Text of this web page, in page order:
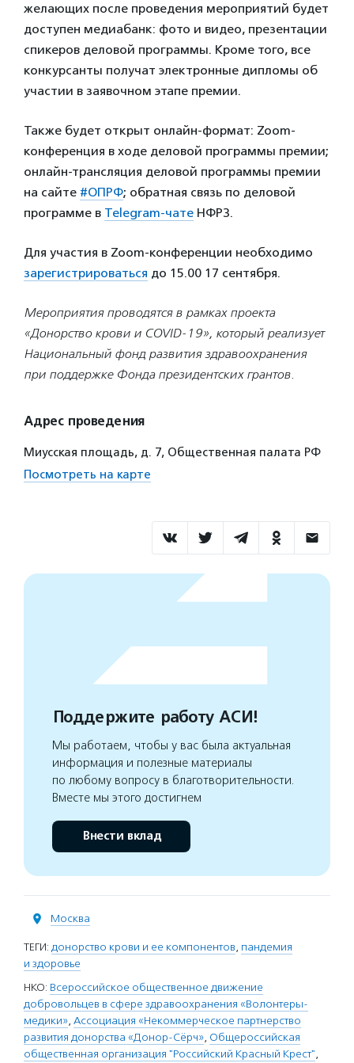
желающих после проведения мероприятий будет
доступен медиабанк: фото и видео, презентации
спикеров деловой программы. Кроме того, все
конкурсанты получат электронные дипломы об
участии в заявочном этапе премии.
Также будет открыт онлайн-формат: Zoom-
конференция в ходе деловой программы премии;
онлайн-трансляция деловой программы премии
на сайте #ОПРФ; обратная связь по деловой
программе в Telegram-чате НФРЗ.
Для участия в Zoom-конференции необходимо
зарегистрироваться до 15.00 17 сентября.
Мероприятия проводятся в рамках проекта
«Донорство крови и COVID-19», который реализует
Национальный фонд развития здравоохранения
при поддержке Фонда президентских грантов.
Адрес проведения
Миусская площадь, д. 7, Общественная палата РФ
Посмотреть на карте
Поддержите работу АСИ!
Мы работаем, чтобы у вас была актуальная
информация и полезные материалы
по любому вопросу в благотворительности.
Вместе мы этого достигнем
Внести вклад
Москва
ТЕГИ: донорство крови и ее компонентов, пандемия
и здоровье
НКО: Всероссийское общественное движение
добровольцев в сфере здравоохранения «Волонтеры-
медики», Ассоциация «Некоммерческое партнерство
развития донорства «Донор-Сёрч», Общероссийская
общественная организация "Российский Красный Крест",